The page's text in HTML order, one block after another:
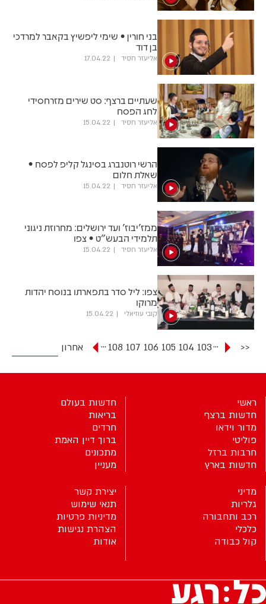
בני חורין • שימי ליפשיץ בקאבר למרדכי
בן דוד
אליעזר חסיד 17.04.22
שעתיים ברצף: סט שירים מזרחסידי
לחג הפסח
אליעזר חסיד 15.04.22
הרשי רוטנברג בסינגל קליפ לפסח •
שאלת חלום
אליעזר חסיד 15.04.22
ממז'יבוז' ועד ירושלים: מחרוזת ניגוני
תלמידי הבעש"ט • צפו
אליעזר חסיד 15.04.22
צפו: ליל סדר בתפארתו בנוסח יהדות
מרוקו
קובי עוזיאלי 15.04.22
<<
...
103
104
105
106
107
108
... אחרון
ראשי
חדשות ברצף
מדור וידאו
פוליטי
חרבות ברזל
חדשות בארץ
חדשות בעולם
בריאות
חרדים
ברוך דיין האמת
מתכונים
מעניין
מדיני
גלריות
רכב ותחבורה
כלכלי
קול כבודה
יצירת קשר
תנאי שימוש
מדיניות פרטיות
הצהרת נגישות
אודות